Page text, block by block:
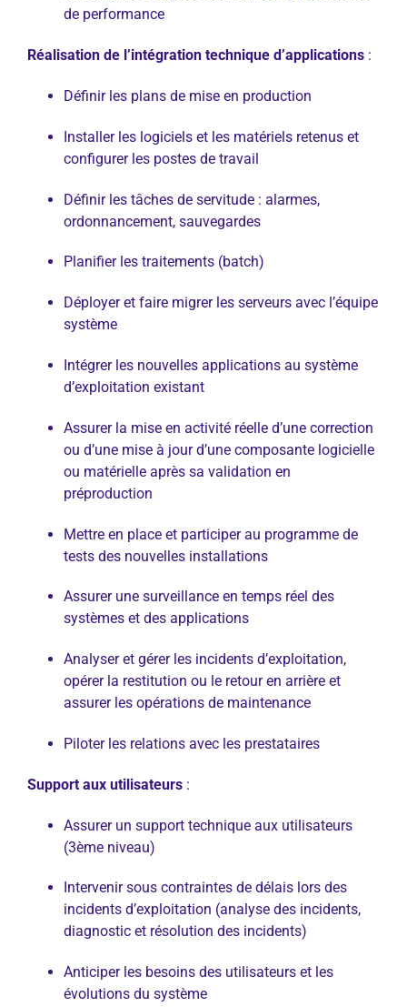
de performance
Réalisation de l’intégration technique d’applications :
Définir les plans de mise en production
Installer les logiciels et les matériels retenus et
configurer les postes de travail
Définir les tâches de servitude : alarmes,
ordonnancement, sauvegardes
Planifier les traitements (batch)
Déployer et faire migrer les serveurs avec l’équipe
système
Intégrer les nouvelles applications au système
d’exploitation existant
Assurer la mise en activité réelle d’une correction
ou d’une mise à jour d’une composante logicielle
ou matérielle après sa validation en
préproduction
Mettre en place et participer au programme de
tests des nouvelles installations
Assurer une surveillance en temps réel des
systèmes et des applications
Analyser et gérer les incidents d’exploitation,
opérer la restitution ou le retour en arrière et
assurer les opérations de maintenance
Piloter les relations avec les prestataires
Support aux utilisateurs :
Assurer un support technique aux utilisateurs
(3ème niveau)
Intervenir sous contraintes de délais lors des
incidents d’exploitation (analyse des incidents,
diagnostic et résolution des incidents)
Anticiper les besoins des utilisateurs et les
évolutions du système